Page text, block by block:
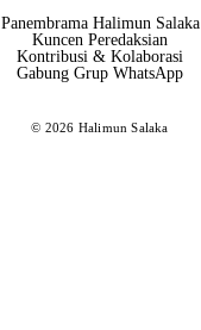
Panembrama Halimun Salaka
Kuncen Peredaksian
Kontribusi & Kolaborasi
Gabung Grup WhatsApp
© 2026 Halimun Salaka